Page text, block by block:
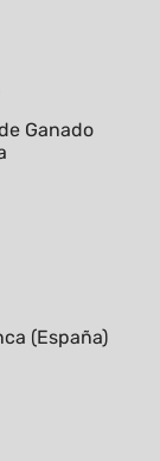
(España)
Ganado